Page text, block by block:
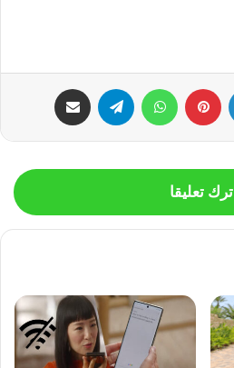
اترك تعليقا